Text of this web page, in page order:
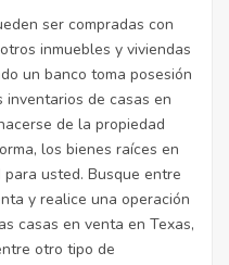
ser compradas con
inmuebles y viviendas
un banco toma posesión
de casas en
de la propiedad
los bienes raíces en
usted. Busque entre
y realice una operación
casas en venta en Texas,
otro tipo de